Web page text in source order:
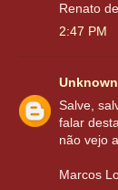
Renato
2:47 PM
Unknown
Salve,
falar
não vejo
Marcos